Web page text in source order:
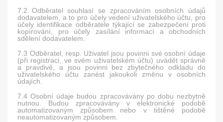
7.2 Odběratel souhlasí se zpracováním osobních údajů
dodavatelem, a to pro účely vedení uživatelského účtu, pro
účely identifikace odběratele týkající se zabezpečení proti
kopírování, pro účely zasílání informací a obchodních
sdělení dodavatelem.
7.3 Odběratel, resp. Uživatel jsou povinni své osobní údaje
(při registraci, ve svém uživatelském účtu) uvádět správně
a pravdivě, a jsou povinni bez zbytečného odkladu do
uživatelského účtu zanést jakoukoli změnu v osobních
údajích.
7.4 Osobní údaje budou zpracovávány po dobu nezbytně
nutnou. Budou zpracovávány v elektronické podobě
automatizovaným způsobem nebo v tištěné podobě
neautomatizovaným způsobem.